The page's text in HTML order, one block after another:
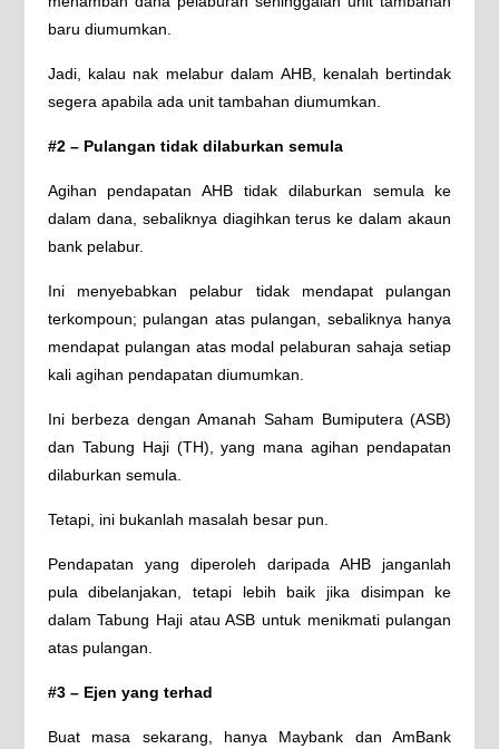
baru diumumkan.
Jadi, kalau nak melabur dalam AHB, kenalah bertindak
segera apabila ada unit tambahan diumumkan.
#2 – Pulangan tidak dilaburkan semula
Agihan pendapatan AHB tidak dilaburkan semula ke
dalam dana, sebaliknya diagihkan terus ke dalam akaun
bank pelabur.
Ini menyebabkan pelabur tidak mendapat pulangan
terkompoun; pulangan atas pulangan, sebaliknya hanya
mendapat pulangan atas modal pelaburan sahaja setiap
kali agihan pendapatan diumumkan.
Ini berbeza dengan Amanah Saham Bumiputera (ASB)
dan Tabung Haji (TH), yang mana agihan pendapatan
dilaburkan semula.
Tetapi, ini bukanlah masalah besar pun.
Pendapatan yang diperoleh daripada AHB janganlah
pula dibelanjakan, tetapi lebih baik jika disimpan ke
dalam Tabung Haji atau ASB untuk menikmati pulangan
atas pulangan.
#3 – Ejen yang terhad
Buat masa sekarang, hanya Maybank dan AmBank